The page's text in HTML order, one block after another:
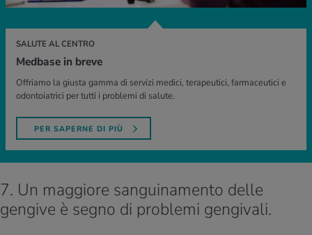
SALUTE AL CENTRO
Medbase in breve
Offriamo la giusta gamma di servizi medici, terapeutici, farmaceutici e
odontoiatrici per tutti i problemi di salute.
PER SAPERNE DI PIÙ
7. Un maggiore sanguinamento delle
gengive è segno di problemi gengivali.